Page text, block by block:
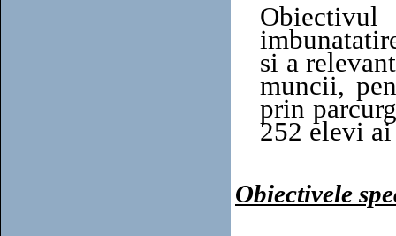
si a
muncii,
prin
252 elevi
Obiectivele